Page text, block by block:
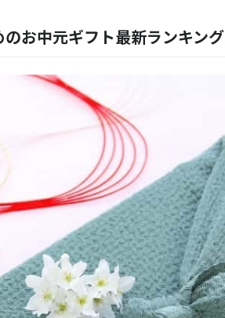
ト 9袋入り（ボックス黒）
お中元ギフト最新ランキング